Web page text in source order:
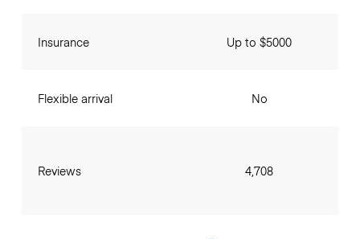
Insurance
Flexible arrival
Reviews
Up to $5000
No
4,708